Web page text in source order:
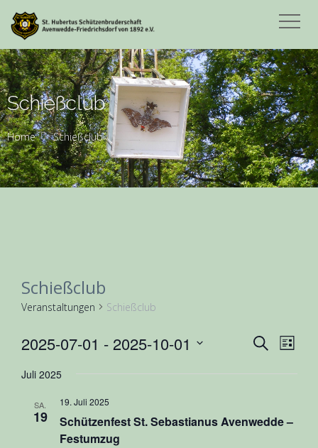
Schießclub
Home Schießclub
Schießclub
Veranstaltungen Schießclub
SucheListe
2025-07-01 - 2025-10-01
wählen.
Juli 2025
SA.
19
19. Juli 2025
Schützenfest St. Sebastianus Avenwedde –
Festumzug